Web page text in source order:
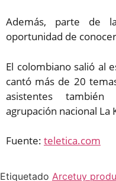
Además, parte de
oportunidad de
El colombiano salió al
cantó más de 20
asistentes
agrupación nacional La
Fuente: teletica.com
Etiquetado Arcetuy